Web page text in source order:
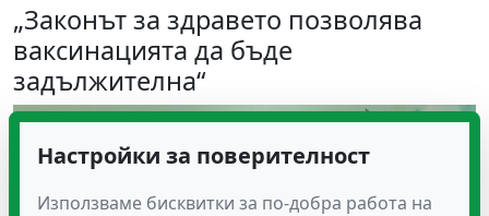
„Законът за здравето позволява
ваксинацията да бъде
задължителна“
Настройки за поверителност
Използваме бисквитки за по-добра работа на